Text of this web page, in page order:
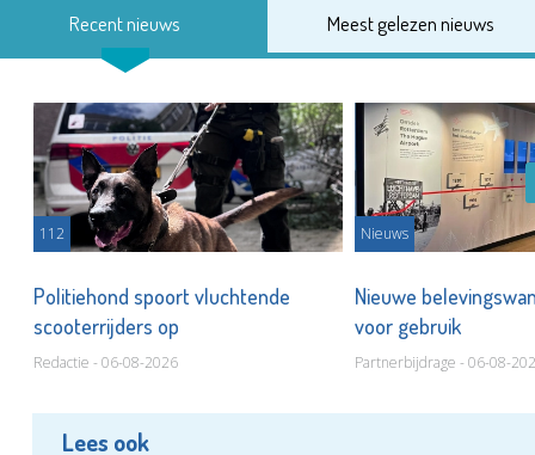
Recent nieuws Meest gelezen nieuws
112
Politiehond spoort vluchtende
scooterrijders op
Redactie - 06-08-2026
Nieuws
Nieuwe
voor gebruik
Partnerbijdrage - 06-08-
Lees ook